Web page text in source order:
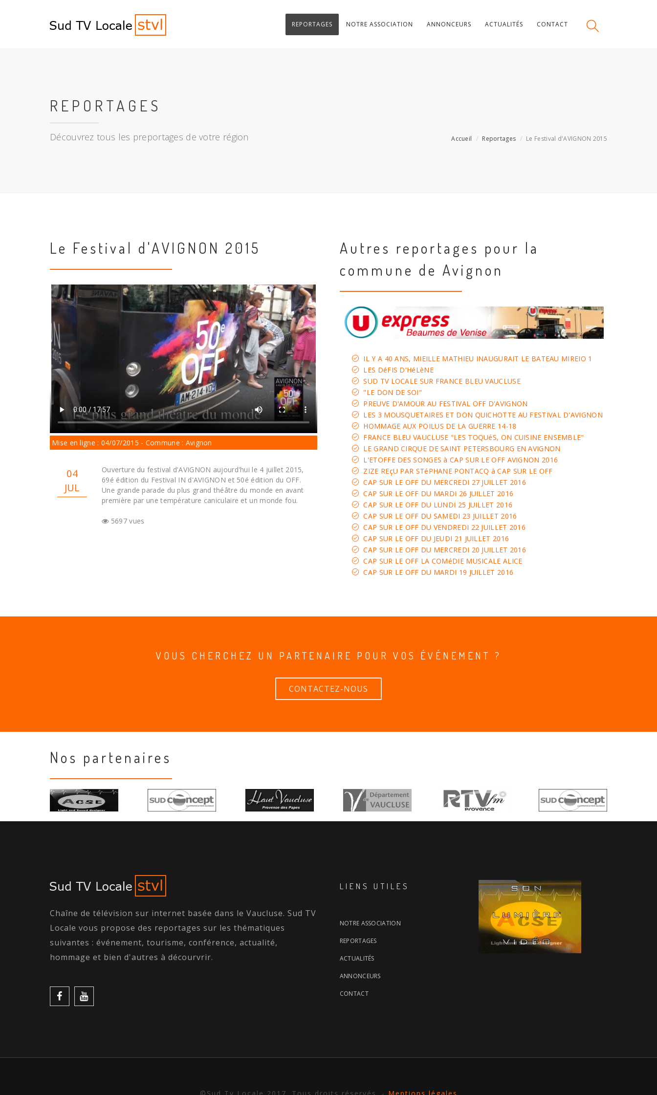
REPORTAGES NOTRE ASSOCIATION ANNONCEURS ACTUALITÉS CONTACT
REPORTAGES
Découvrez tous les preportages de votre région Accueil Reportages Le Festival d'AVIGNON 2015
Le Festival d'AVIGNON 2015
Mise en ligne : 04/07/2015 - Commune : Avignon
04
JUL
Ouverture du festival d'AVIGNON aujourd'hui le 4 juillet 2015,
69é édition du Festival IN d'AVIGNON et 50é édition du OFF.
Une grande parade du plus grand théâtre du monde en avant
première par une température caniculaire et un monde fou.
5697 vues
Autres reportages pour la
commune de Avignon
IL Y A 40 ANS, MIEILLE MATHIEU INAUGURAIT LE BATEAU MIREIO 1
LES DéFIS D'HéLèNE
SUD TV LOCALE SUR FRANCE BLEU VAUCLUSE
"LE DON DE SOI"
PREUVE D'AMOUR AU FESTIVAL OFF D'AVIGNON
LES 3 MOUSQUETAIRES ET DON QUICHOTTE AU FESTIVAL D'AVIGNON
HOMMAGE AUX POILUS DE LA GUERRE 14-18
FRANCE BLEU VAUCLUSE "LES TOQUéS, ON CUISINE ENSEMBLE"
LE GRAND CIRQUE DE SAINT PETERSBOURG EN AVIGNON
L'ETOFFE DES SONGES à CAP SUR LE OFF AVIGNON 2016
ZIZE REçU PAR STéPHANE PONTACQ à CAP SUR LE OFF
CAP SUR LE OFF DU MERCREDI 27 JUILLET 2016
CAP SUR LE OFF DU MARDI 26 JUILLET 2016
CAP SUR LE OFF DU LUNDI 25 JUILLET 2016
CAP SUR LE OFF DU SAMEDI 23 JUILLET 2016
CAP SUR LE OFF DU VENDREDI 22 JUILLET 2016
CAP SUR LE OFF DU JEUDI 21 JUILLET 2016
CAP SUR LE OFF DU MERCREDI 20 JUILLET 2016
CAP SUR LE OFF LA COMéDIE MUSICALE ALICE
CAP SUR LE OFF DU MARDI 19 JUILLET 2016
VOUS CHERCHEZ UN PARTENAIRE POUR VOS ÉVÉNEMENT ?
CONTACTEZ-NOUS
Nos partenaires
Chaîne de télévision sur internet basée dans le Vaucluse. Sud TV
Locale vous propose des reportages sur les thématiques
suivantes : événement, tourisme, conférence, actualité,
hommage et bien d'autres à décourvrir.
LIENS UTILES
NOTRE ASSOCIATION
REPORTAGES
ACTUALITÉS
ANNONCEURS
CONTACT